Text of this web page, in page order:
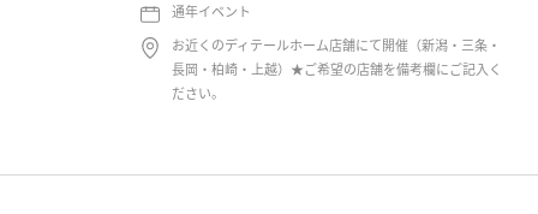
通年イベント
お近くのディテールホーム店舗にて開催（新潟・三条・
長岡・柏崎・上越）★ご希望の店舗を備考欄にご記入く
ださい。